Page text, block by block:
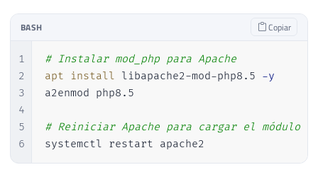
BASH Copiar
1
2
3
4
5
6
# Instalar mod_php para Apache
apt
install libapache2-mod-php8.5 -y
a2enmod php8.5
# Reiniciar Apache para cargar el módulo
systemctl restart apache2